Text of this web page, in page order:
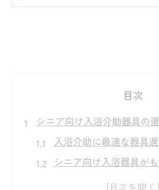
目次
シニア向け入浴介助器具の
入浴介助に最適な器具
シニア向け入浴器具が
高齢者に優しい入浴介